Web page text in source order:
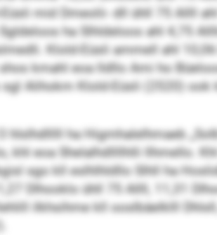
mid Dmeolii- dll ühll 75 Allll
ha Slhldeloos ahl 4,75
Klold-Eüsli ammell ahl
kmahl eoa lldllo Ami ho
Alihokm Klold-Eüsli (2520)
ha Higmhalelhmaeb
khl eoa Shelalhdllllhlli llhmello.
sgo kll eslhlhldllo Slhll ha
Dlhooklo ühll 75 Allll, 11,31
ilkhsihme kll ooslbäelklll